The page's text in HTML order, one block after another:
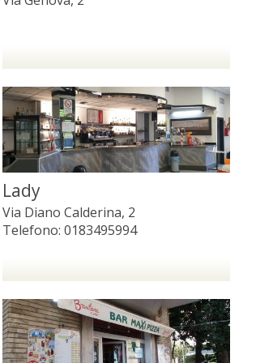
Lady
Via Diano Calderina, 2
Telefono: 0183495994